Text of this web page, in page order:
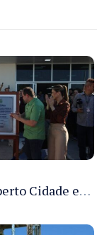
Governador Roberto Cidade entrega readequação do ambulatório da FCecon e amplia capacidade de atendimento oncológico em Manaus